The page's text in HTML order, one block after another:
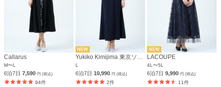
Callarus
M〜L
6泊7日 7,590 円 (税込)
94件
L
6泊7日10,990円 (税込)
2件
LACOUPE
4L〜5L
6泊7日9,990円 (税込)
11件